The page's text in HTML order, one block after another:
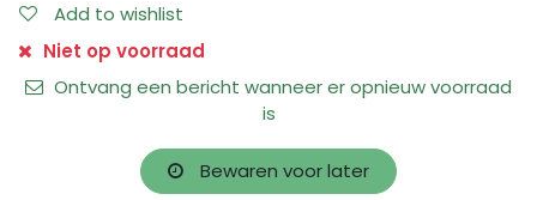
Add to wishlist
Niet op voorraad
Ontvang een bericht wanneer er opnieuw voorraad
is
Bewaren voor later